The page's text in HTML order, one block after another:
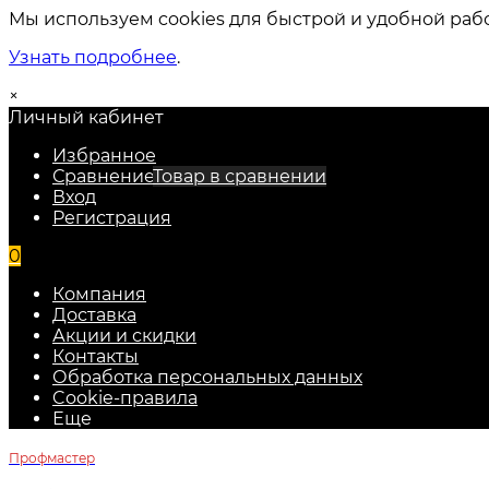
Мы используем cookies для быстрой и удобной
Узнать подробнее.
×
Личный кабинет
Избранное
СравнениеТовар в сравнении
Вход
Регистрация
0
Компания
Доставка
Акции и скидки
Контакты
Обработка персональных данных
Cookie-правила
Еще
Профмастер